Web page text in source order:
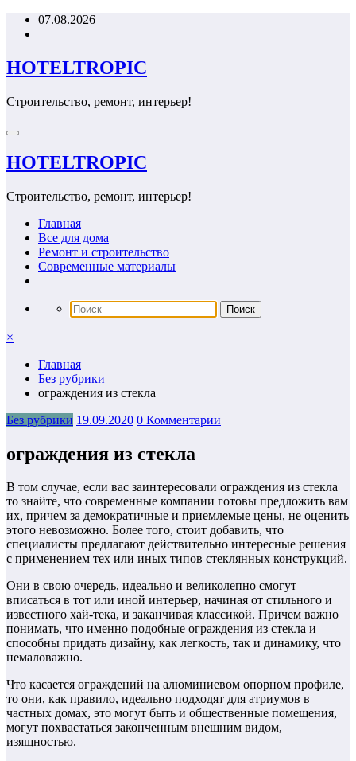
Перейти07.08.2026
HOTELTROPIC
Строительство, ремонт, интерьер!
HOTELTROPIC
Строительство, ремонт, интерьер!
Главная
Все для дома
Ремонт и строительство
Современные материалы
×
Главная
Без рубрики
ограждения из стекла
Без рубрики 19.09.2020 0 Комментарии
ограждения из стекла
В том случае, если вас заинтересовали ограждения из стекла
то знайте, что современные компании готовы предложить вам
их, причем за демократичные и приемлемые цены, не оценить
этого невозможно. Более того, стоит добавить, что
специалисты предлагают действительно интересные решения
с применением тех или иных типов стеклянных конструкций.
Они в свою очередь, идеально и великолепно смогут
вписаться в тот или иной интерьер, начиная от стильного и
известного хай-тека, и заканчивая классикой. Причем важно
понимать, что именно подобные ограждения из стекла и
способны придать дизайну, как легкость, так и динамику, что
немаловажно.
Что касается ограждений на алюминиевом опорном профиле,
то они, как правило, идеально подходят для атриумов в
частных домах, это могут быть и общественные помещения,
могут похвастаться законченным внешним видом,
изящностью.